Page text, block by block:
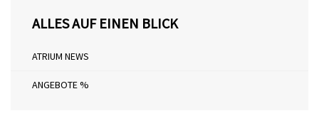
ALLES AUF EINEN BLICK
ATRIUM NEWS
ANGEBOTE %